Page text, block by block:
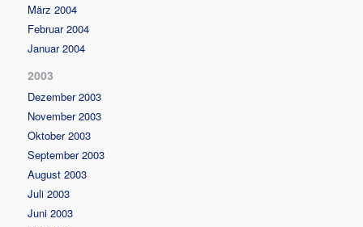
März 2004
Februar 2004
Januar 2004
2003
Dezember 2003
November 2003
Oktober 2003
September 2003
August 2003
Juli 2003
Juni 2003